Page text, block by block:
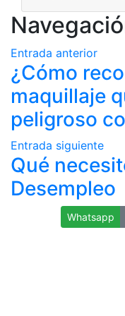
Entrada anterior
¿Cómo
maquillaje
peligroso
Entrada siguiente
Qué
Desempleo
Whatsapp